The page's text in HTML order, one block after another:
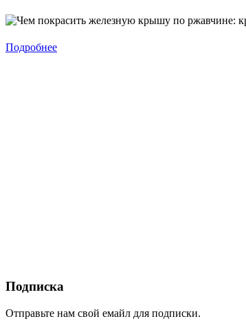
Подробнее
Подписка
Отправьте нам свой емайл для подписки.